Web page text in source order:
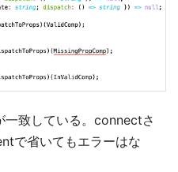
致している。connectさ
で省いてもエラーはな